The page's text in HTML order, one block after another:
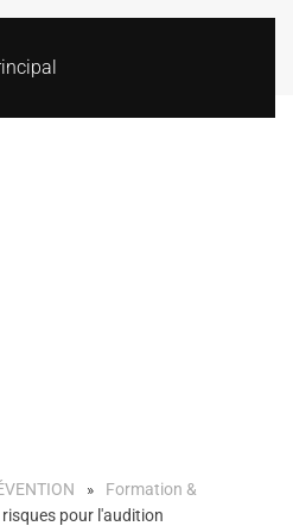
Formation &
pour l'audition